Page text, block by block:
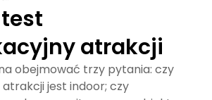
atrakcji
obejmować trzy pytania: czy
atrakcji jest indoor; czy